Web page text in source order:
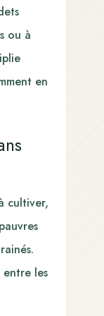
ou à
en
cultiver,
entre les